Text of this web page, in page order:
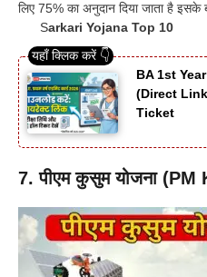
लिए 75% का अनुदान दिया जाता है इसके
Sarkari Yojana Top 10
BA 1st
(Direct
Ticket
7. पीएम कुसुम योजना